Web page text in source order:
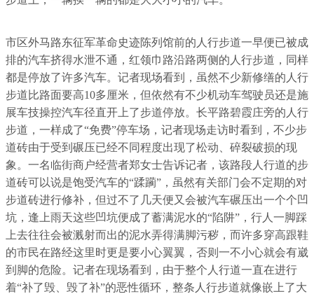
市区外马路东征军革命史迹陈列馆前的人行步道一早便已被成
排的汽车挤得水泄不通，红领巾路沿路两侧的人行步道，同样
都是停放了许多汽车。记者现场看到，虽然不少新修缮的人行
步道比路面要高10多厘米，但依然有不少机动车驾驶员还是施
展车技操控汽车径直开上了步道停放。长平路碧霞庄旁的人行
步道，一样成了“免费”停车场，记者现场走访时看到，不少步
道砖由于受到碾压已经不同程度出现了松动、碎裂破损的现
象。一名临街商户经营者郑女士告诉记者，该路段人行道的步
道砖可以说是饱受汽车的“蹂躏”，虽然有关部门会不定期的对
步道砖进行修补，但过不了几天便又会被汽车碾压出一个个凹
坑，逢上雨天这些凹坑便成了蓄满泥水的“陷阱”，行人一脚踩
上去往往会被溅射而出的泥水弄得满脚污秽，而许多穿高跟鞋
的市民在路经这里时更是要小心翼翼，否则一不小心就会有崴
到脚的危险。记者在现场看到，由于整个人行道一直在进行
着“补了毁、毁了补”的恶性循环，整条人行步道就像嵌上了大